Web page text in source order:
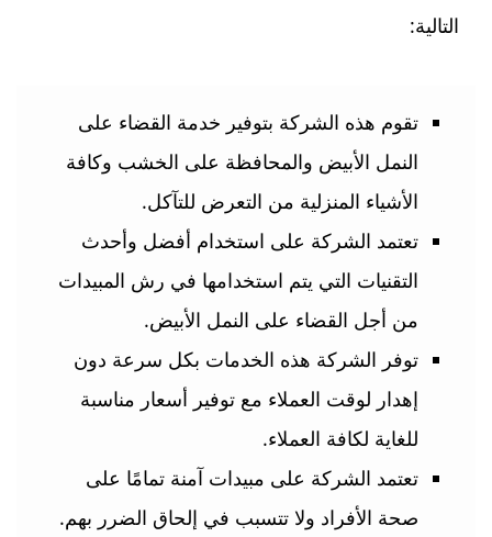
التالية:
تقوم هذه الشركة بتوفير خدمة القضاء على
النمل الأبيض والمحافظة على الخشب وكافة
الأشياء المنزلية من التعرض للتآكل.
تعتمد الشركة على استخدام أفضل وأحدث
التقنيات التي يتم استخدامها في رش المبيدات
من أجل القضاء على النمل الأبيض.
توفر الشركة هذه الخدمات بكل سرعة دون
إهدار لوقت العملاء مع توفير أسعار مناسبة
للغاية لكافة العملاء.
تعتمد الشركة على مبيدات آمنة تمامًا على
صحة الأفراد ولا تتسبب في إلحاق الضرر بهم.